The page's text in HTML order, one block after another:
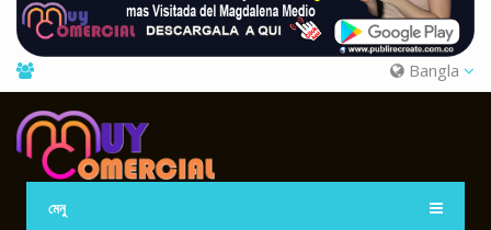
Bangla
মেনু